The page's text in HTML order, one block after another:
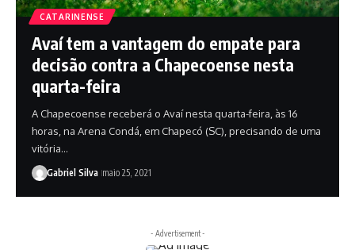
CATARINENSE
Avaí tem a vantagem do empate para
decisão contra a Chapecoense nesta
quarta-feira
A Chapecoense receberá o Avaí nesta quarta-feira, às 16
horas, na Arena Condá, em Chapecó (SC), precisando de uma
vitória…
Gabriel Silva maio 25, 2021
- Advertisement -